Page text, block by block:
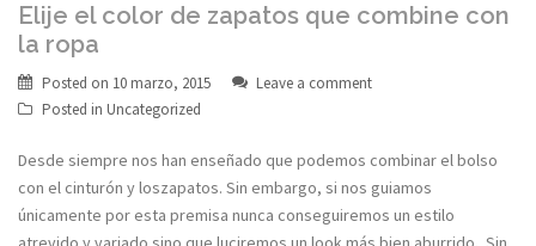
Elije el color de zapatos que combine con
la ropa
Posted on 10 marzo, 2015
Leave a comment
Posted in Uncategorized
Desde siempre nos han enseñado que podemos combinar el bolso
con el cinturón y loszapatos. Sin embargo, si nos guiamos
únicamente por esta premisa nunca conseguiremos un estilo